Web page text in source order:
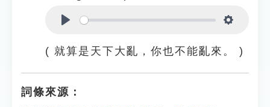
( 就算是天下大亂，你也不能亂來。 )
詞條來源：